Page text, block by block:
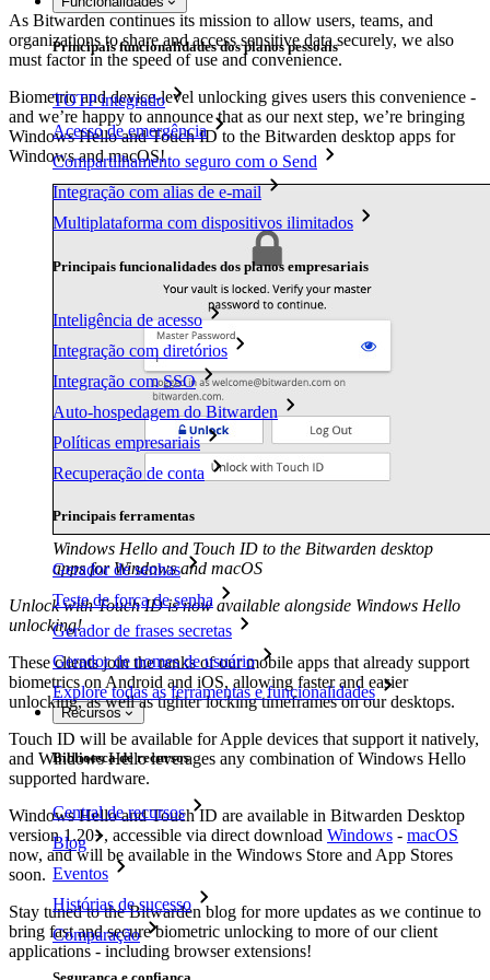
Principais funcionalidades dos planos pessoais
TOTP integrado
Acesso de emergência
Compartilhamento seguro com o Send
Integração com alias de e-mail
Multiplataforma com dispositivos ilimitados
Principais funcionalidades dos planos empresariais
Inteligência de acesso
Integração com diretórios
Integração com SSO
Auto-hospedagem do Bitwarden
Políticas empresariais
Recuperação de conta
Principais ferramentas
Gerador de senhas
Teste de força de senha
Gerador de frases secretas
Gerador de nomes de usuário
Explore todas as ferramentas e funcionalidades
Recursos
Biblioteca de recursos
Central de recursos
Blog
Eventos
Histórias de sucesso
Comparação
As Bitwarden continues its mission to allow users, teams, and
organizations to share and access sensitive data securely, we also
must factor in the speed of use and convenience.
Biometric and device-level unlocking gives users this convenience -
and we’re happy to announce that as our next step, we’re bringing
Windows Hello and Touch ID to the Bitwarden desktop apps for
Windows and macOS!
Windows Hello and Touch ID to the Bitwarden desktop
apps for Windows and macOS
Unlock with Touch ID is now available alongside Windows Hello
unlocking!
These clients join the ranks of our mobile apps that already support
biometrics on Android and iOS, allowing faster and easier
unlocking, as well as tighter locking timeframes on our desktops.
Touch ID will be available for Apple devices that support it natively,
and Windows Hello leverages any combination of Windows Hello
supported hardware.
Windows Hello and Touch ID are available in Bitwarden Desktop
version 1.20+, accessible via direct download Windows - macOS
now, and will be available in the Windows Store and App Stores
soon.
Stay tuned to the Bitwarden blog for more updates as we continue to
bring fast and secure biometric unlocking to more of our client
applications - including browser extensions!